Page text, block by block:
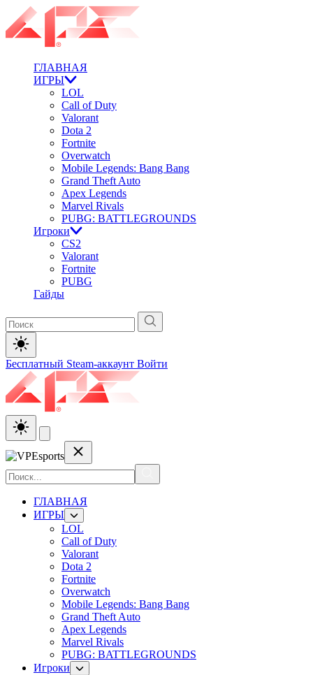
ГЛАВНАЯ
ИГРЫ
LOL
Call of Duty
Valorant
Dota 2
Fortnite
Overwatch
Mobile Legends: Bang Bang
Grand Theft Auto
Apex Legends
Marvel Rivals
PUBG: BATTLEGROUNDS
Игроки
CS2
Valorant
Fortnite
PUBG
Гайды
Бесплатный Steam-аккаунт Войти
ГЛАВНАЯ
ИГРЫ
LOL
Call of Duty
Valorant
Dota 2
Fortnite
Overwatch
Mobile Legends: Bang Bang
Grand Theft Auto
Apex Legends
Marvel Rivals
PUBG: BATTLEGROUNDS
Игроки